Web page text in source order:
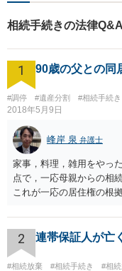
相続手続きの法律
1 90歳の父との同
#調停 #遺産分割 #相続手続き
2018年5月9日
峰岸 泉 弁護士
家事，料理，雑用をやっ
点で，一応母親からの相
これが一応の居住権の根
2 連帯保証人が亡
#相続放棄 #相続手続き #相